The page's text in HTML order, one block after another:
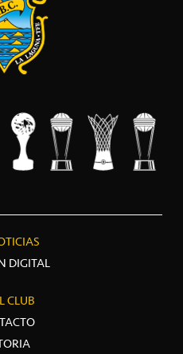
DIGITAL
CLUB